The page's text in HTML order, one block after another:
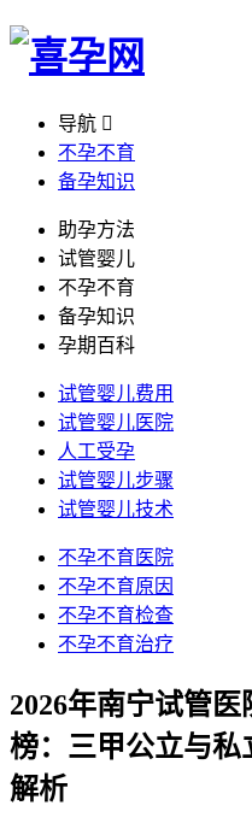
导航 
不孕不育
备孕知识
助孕方法
试管婴儿
不孕不育
备孕知识
孕期百科
试管婴儿费用
试管婴儿医院
人工受孕
试管婴儿步骤
试管婴儿技术
不孕不育医院
不孕不育原因
不孕不育检查
不孕不育治疗
2026年南宁试管
榜：三甲公立与私
解析